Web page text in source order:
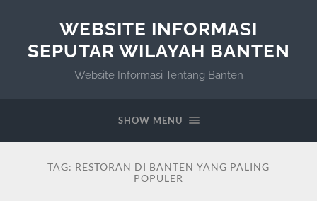
WEBSITE INFORMASI
SEPUTAR WILAYAH BANTEN
Website Informasi Tentang Banten
SHOW MENU
TAG: RESTORAN DI BANTEN YANG PALING
POPULER